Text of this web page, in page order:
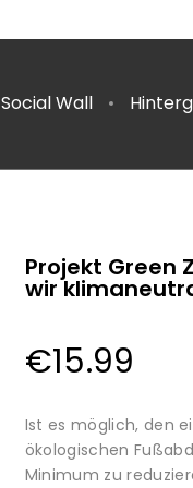
2
2023
9
FEBRUAR
2022
Social Wall
Projekt Green
wir
€15.99
Ist es möglich, den
ökologischen
Minimum zu